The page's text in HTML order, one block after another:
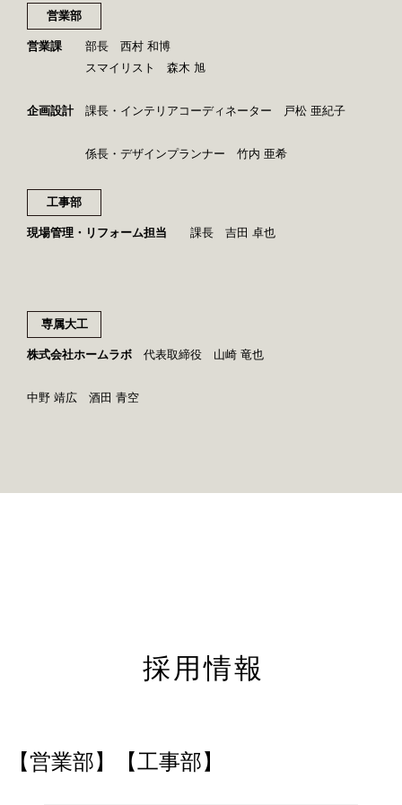
営業部
営業課 部長 西村 和博
スマイリスト 森木 旭
企画設計課長・インテリアコーディネーター 戸松 亜紀子
係長・デザインプランナー 竹内 亜希
工事部
現場管理・リフォーム担当 課長 吉田 卓也
専属大工
株式会社ホームラボ代表取締役 山崎 竜也
中野 靖広 酒田 青空
採用情報
【営業部】【工事部】